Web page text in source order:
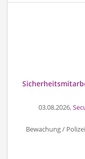
03.08.2026,
Bewachung /